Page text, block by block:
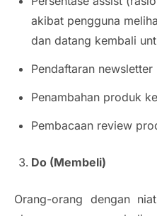
akibat pengguna
dan datang kembali
Pendaftaran newsletter
Penambahan produk
Pembacaan review
Do (Membeli)
Orang-orang dengan